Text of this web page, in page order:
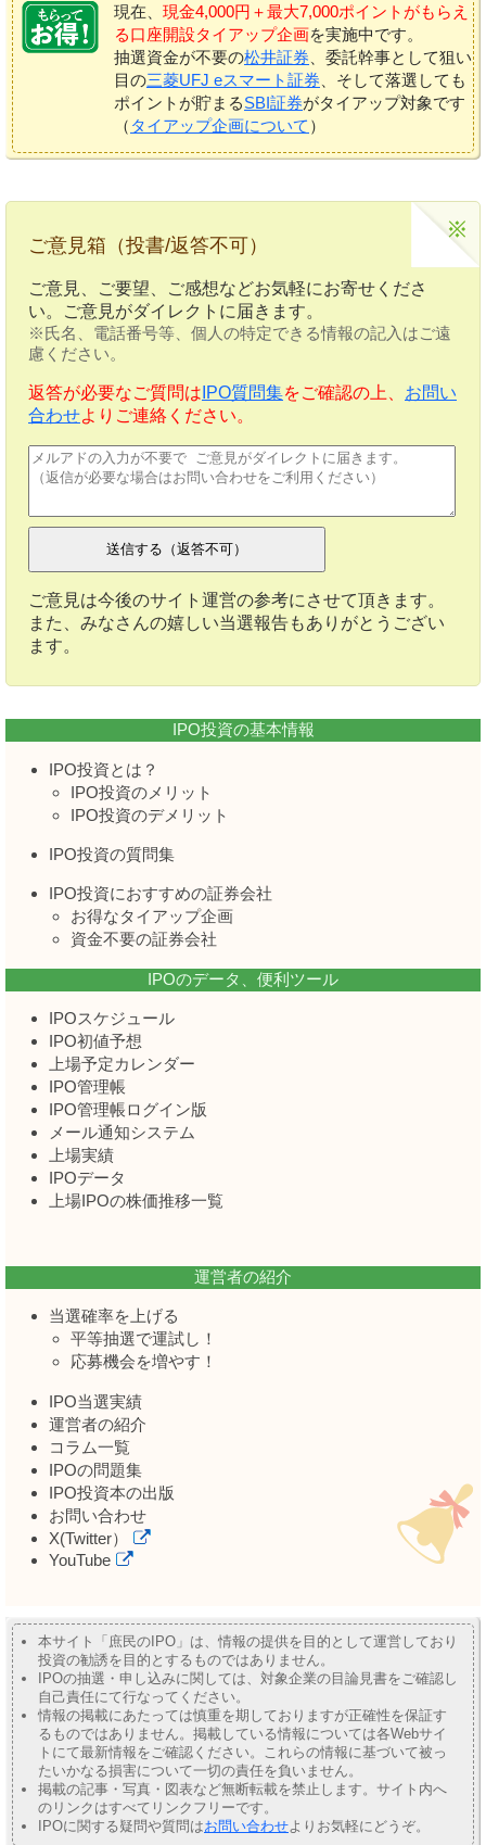
現在、 現金4,000円＋最大7,000ポイントがもらえ
る口座開設タイアップ企画を実施中です。
抽選資金が不要の松井証券 、委託幹事として狙い
目の三菱UFJ eスマート証券 、そして落選しても
ポイントが貯まるSBI証券がタイアップ対象です
（ タイアップ企画について ）
ご意見箱（投書/返答不可）
ご意見、ご要望、ご感想などお気軽にお寄せくださ
い。ご意見がダイレクトに届きます。
※氏名、電話番号等、個人の特定できる情報の記入はご遠
慮ください。
返答が必要なご質問は IPO質問集をご確認の上、 お問い
合わせよりご連絡ください。
ご意見は今後のサイト運営の参考にさせて頂きます。
また、みなさんの嬉しい当選報告もありがとうござい
ます。
IPO投資の基本情報
IPO投資とは？
IPO投資のメリット
IPO投資のデメリット
IPO投資の質問集
IPO投資におすすめの証券会社
お得なタイアップ企画
資金不要の証券会社
IPOのデータ、便利ツール
IPOスケジュール
IPO初値予想
上場予定カレンダー
IPO管理帳
IPO管理帳ログイン版
メール通知システム
上場実績
IPOデータ
上場IPOの株価推移一覧
運営者の紹介
当選確率を上げる
平等抽選で運試し！
応募機会を増やす！
IPO当選実績
運営者の紹介
コラム一覧
IPOの問題集
IPO投資本の出版
お問い合わせ
X(Twitter）
YouTube
本サイト「庶民のIPO」は、情報の提供を目的として運営しており
投資の勧誘を目的とするものではありません。
IPOの抽選・申し込みに関しては、対象企業の目論見書をご確認し
自己責任にて行なってください。
情報の掲載にあたっては慎重を期しておりますが正確性を保証す
るものではありません。掲載している情報については各Webサイ
トにて最新情報をご確認ください。これらの情報に基づいて被っ
たいかなる損害について一切の責任を負いません。
掲載の記事・写真・図表など無断転載を禁止します。サイト内へ
のリンクはすべてリンクフリーです。
IPOに関する疑問や質問はお問い合わせよりお気軽にどうぞ。